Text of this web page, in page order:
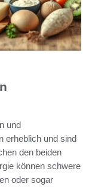
und
erheblich und sind
den beiden
können schwere
oder sogar